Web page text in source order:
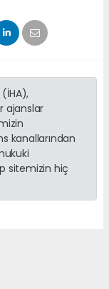
ajanslar
kanallarından
sitemizin hiç